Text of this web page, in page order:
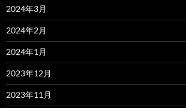
2024年3月
2024年2月
2024年1月
2023年12月
2023年11月